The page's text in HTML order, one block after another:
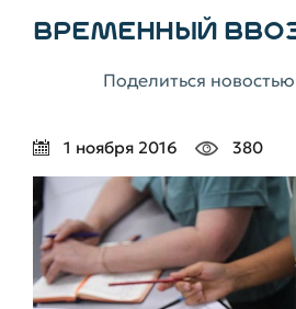
ВРЕМЕННЫЙ
Поделиться
1 ноября 2016 380